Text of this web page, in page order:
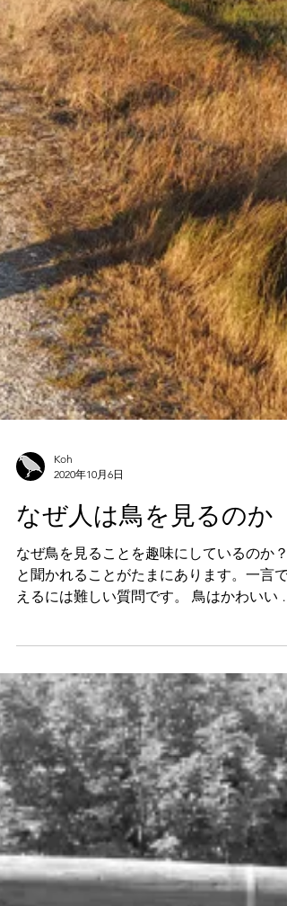
Koh
なぜ人は鳥を見るのか
と聞かれることがたまにあります。一言で
っかけは、「きれい！」や「かわいい！」
ったのかもしれません。 人間は、本能的に
フクロウのような、目が大きくて鼻や口が
さい形態のものをかわいいと思い魅...